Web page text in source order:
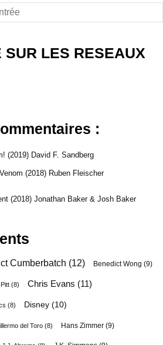
SUR LES RESEAUX
:
(2019) David F. Sandberg
(2018) Ruben Fleischer
(2018) Jonathan Baker & Josh Baker
Cumberbatch (12) Benedict Wong (9)
(8) Chris Evans (11)
(8) Disney (10)
del Toro (8) Hans Zimmer (9)